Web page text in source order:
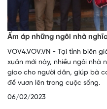
Ấm áp những ngôi nhà
VOV4.VOV.VN - Tại tỉnh biên
xuân mới này, nhiều ngôi nhà
giao cho người dân, giúp bà
để vươn lên trong cuộc sống.
06/02/2023